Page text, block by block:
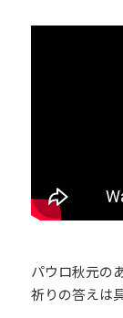
パウロ秋元の
祈りの答えは